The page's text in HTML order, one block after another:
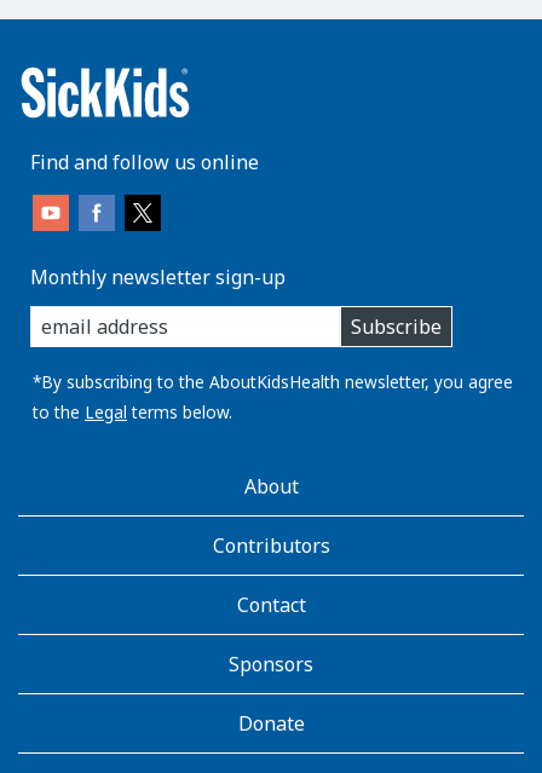
Find and follow us online
Monthly newsletter sign-up
enter
you
email
address:
Subscribe
*By subscribing to the AboutKidsHealth newsletter, you agree
to the Legal terms below.
AboutKidsHealthAbout
Contributors
Contact
Sponsors
Donate